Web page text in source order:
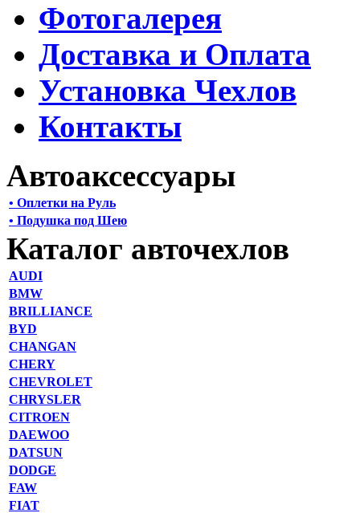
Фотогалерея
Доставка и Оплата
Установка Чехлов
Контакты
Автоаксессуары
• Оплетки на Руль
• Подушка под Шею
Каталог авточехлов
AUDI
BMW
BRILLIANCE
BYD
CHANGAN
CHERY
CHEVROLET
CHRYSLER
CITROEN
DAEWOO
DATSUN
DODGE
FAW
FIAT